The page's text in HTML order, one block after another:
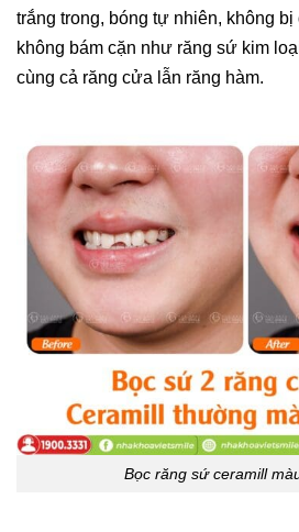
trắng trong, bóng tự nhiên, không
không bám cặn như răng sứ kim
cùng cả răng cửa lẫn răng hàm.
Bọc răng sứ ceramill